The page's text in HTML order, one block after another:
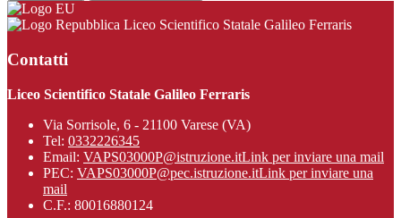
Liceo Scientifico Statale Galileo Ferraris
Contatti
Liceo Scientifico Statale Galileo Ferraris
Via Sorrisole, 6 - 21100 Varese (VA)
Tel: 0332226345
Email: VAPS03000P@istruzione.itLink per inviare una mail
PEC: VAPS03000P@pec.istruzione.itLink per inviare una
mail
C.F.: 80016880124